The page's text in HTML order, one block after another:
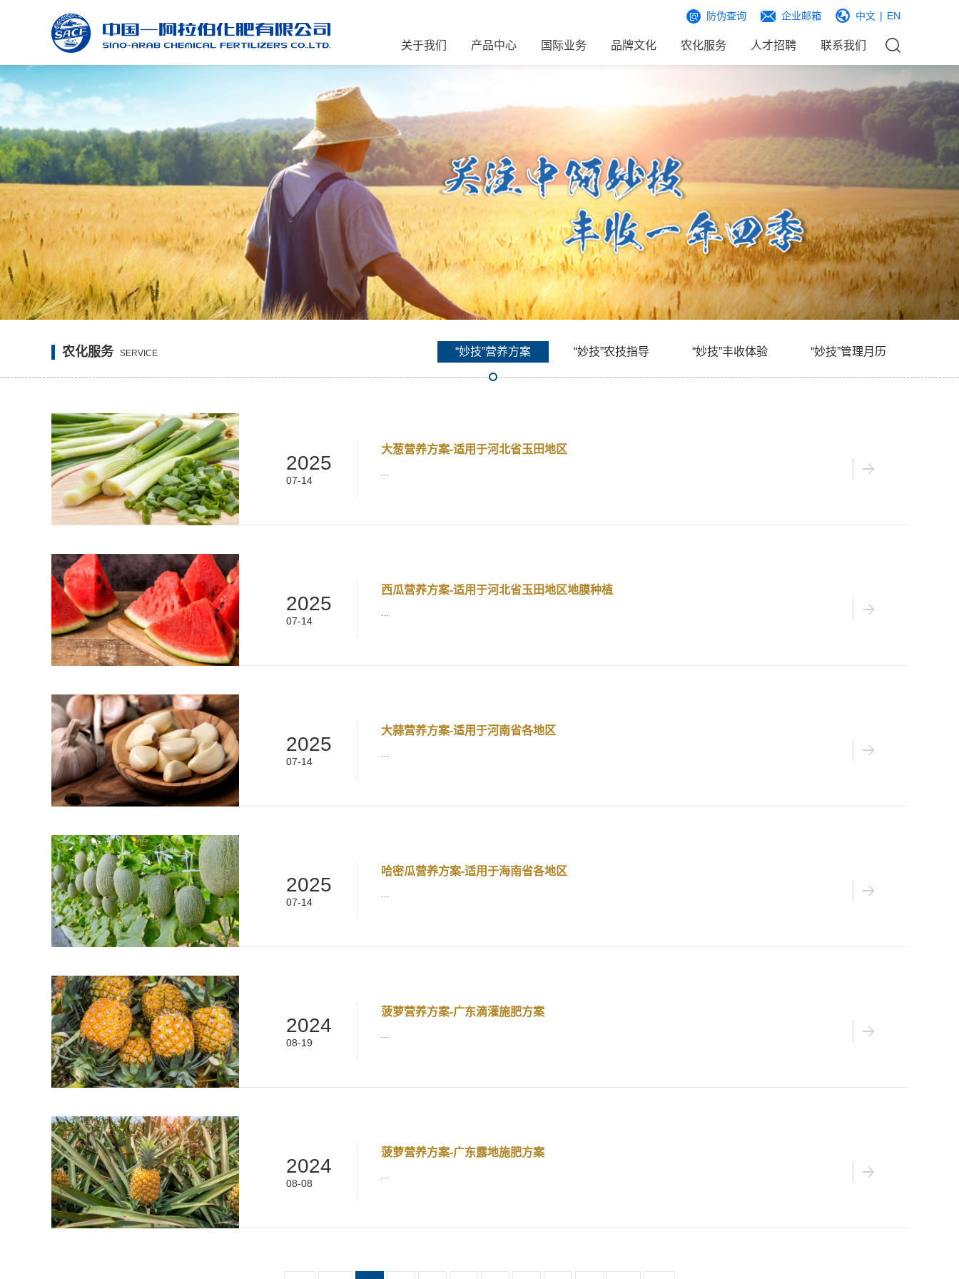
防伪查询 企业邮箱 中文 | EN
关于我们 产品中心 国际业务 品牌文化 农化服务 人才招聘 联系我们
农化服务 SERVICE “妙技”营养方案 “妙技”农技指导 “妙技”丰收体验 “妙技”管理月历
2025
07-14
大葱营养方案-适用于河北省玉田地区
...
2025
07-14
西瓜营养方案-适用于河北省玉田地区地膜种植
...
2025
07-14
大蒜营养方案-适用于河南省各地区
...
2025
07-14
哈密瓜营养方案-适用于海南省各地区
...
2024
08-19
菠萝营养方案-广东滴灌施肥方案
...
2024
08-08
菠萝营养方案-广东露地施肥方案
...